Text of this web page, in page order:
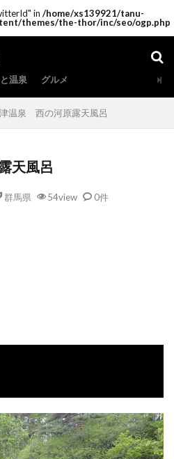
in /home/xs139921/tanu-
themes/the-thor/inc/seo/ogp.php
温泉 グルメ
温泉 西の河原露天風呂
天風呂
群馬県 54view 0件